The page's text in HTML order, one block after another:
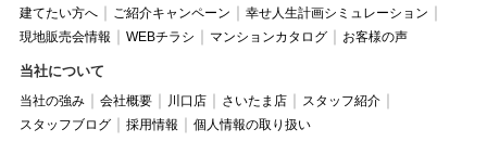
建てたい方へ
ご紹介キャンペーン
幸せ人生計画シミュレーション
現地販売会情報
WEBチラシ マンションカタログ お客様の声
当社について
当社の強み 会社概要 川口店 さいたま店
スタッフ紹介
スタッフブログ
採用情報 個人情報の取り扱い